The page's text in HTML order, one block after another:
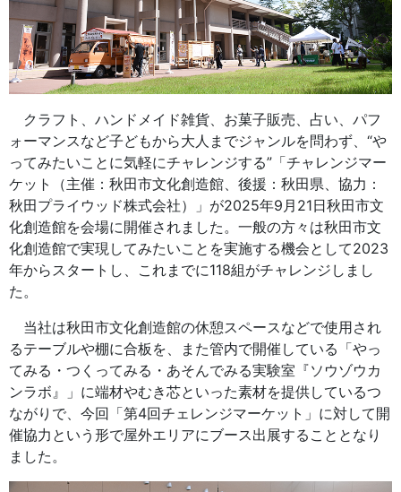
クラフト、ハンドメイド雑貨、お菓子販売、占い、パフ
ォーマンスなど子どもから大人までジャンルを問わず、“や
ってみたいことに気軽にチャレンジする”「チャレンジマー
ケット（主催：秋田市文化創造館、後援：秋田県、協力：
秋田プライウッド株式会社）」が2025年9月21日秋田市文
化創造館を会場に開催されました。一般の方々は秋田市文
化創造館で実現してみたいことを実施する機会として2023
年からスタートし、これまでに118組がチャレンジしまし
た。
当社は秋田市文化創造館の休憩スペースなどで使用され
るテーブルや棚に合板を、また管内で開催している「やっ
てみる・つくってみる・あそんでみる実験室『ソウゾウカ
ンラボ』」に端材やむき芯といった素材を提供しているつ
ながりで、今回「第4回チェレンジマーケット」に対して開
催協力という形で屋外エリアにブース出展することとなり
ました。